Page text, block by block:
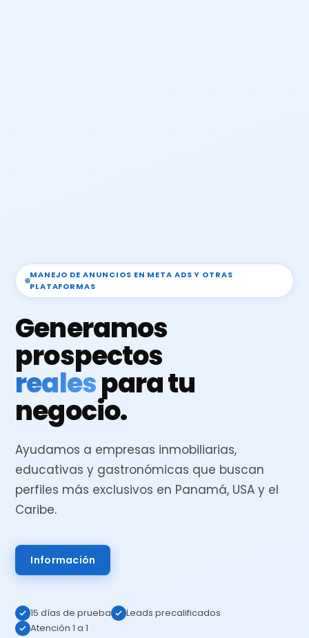
MANEJO DE ANUNCIOS EN META ADS Y OTRAS
PLATAFORMAS
Generamos
prospectos
realespara tu
negocio.
Ayudamos a empresas inmobiliarias,
educativas y gastronómicas que buscan
perfiles más exclusivos en Panamá, USA y el
Caribe.
Información
15 días de prueba
Leads precalificados
Atención 1 a 1